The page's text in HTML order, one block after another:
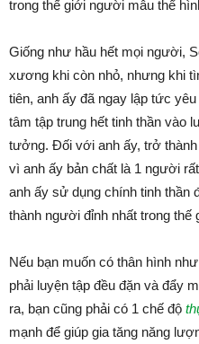
trong thế giới người mẫu thể
Giống như hầu hết mọi người,
xương khi còn nhỏ, nhưng khi
tiên, anh ấy đã ngay lập tức
tâm tập trung hết tinh thần vào
tưởng. Đối với anh ấy, trở
vì anh ấy bản chất là 1 người
anh ấy sử dụng chính tinh thần
thành người đỉnh nhất trong thế
Nếu bạn muốn có thân hình
phải luyện tập đều đặn và đẩy
ra, bạn cũng phải có 1 chế độ
mạnh để giúp gia tăng năng